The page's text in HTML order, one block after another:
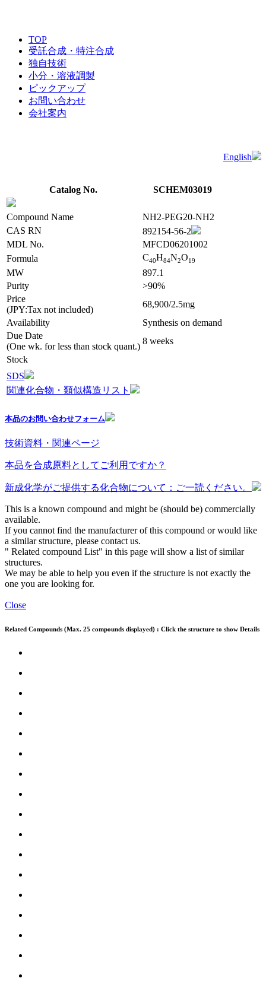
TOP
受託合成・特注合成
独自技術
小分・溶液調製
ピックアップ
お問い合わせ
会社案内
English
Catalog No. SCHEM03019
Compound Name
NH2-PEG20-NH2
CAS RN
892154-56-2
MDL No.
MFCD06201002
Formula
C40H84N2O19
MW
897.1
Purity
>90%
Price
(JPY:Tax not included)
68,900/2.5mg
Availability
Synthesis on demand
Due Date
(One wk. for less than stock quant.)
8 weeks
Stock
SDS
関連化合物・類似構造リスト
本品のお問い合わせフォーム
技術資料・関連ページ
本品を合成原料としてご利用ですか？
新成化学がご提供する化合物について：ご一読ください。
This is a known compound and might be (should be) commercially
available.
If you cannot find the manufacturer of this compound or would like
a similar structure, please contact us.
" Related compound List" in this page will show a list of similar
structures.
We may be able to help you even if the structure is not exactly the
one you are looking for.
Close
Related Compounds (Max. 25 compounds displayed) : Click the structure to show Details